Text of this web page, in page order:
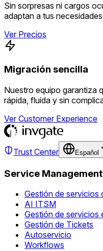
Sin sorpresas ni cargos
adaptan a tus
Ver Precios
Migración sencilla
Nuestro equipo garantiza
rápida, fluida y sin
Ver Customer Experience
Trust Center Español
Service Management
Gestión de servicios
AI ITSM
Gestión de servicios
Gestión de Tickets
Autoservicio
Workflows